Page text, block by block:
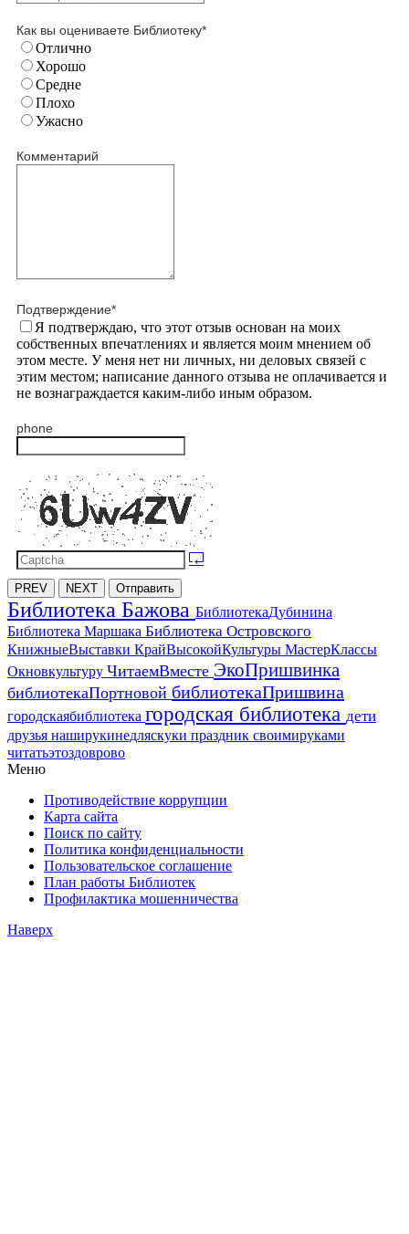
Как вы оцениваете Библиотеку*
Отлично
Хорошо
Средне
Плохо
Ужасно
Комментарий
Подтверждение*
Я подтверждаю, что этот отзыв основан на моих
собственных впечатлениях и является моим мнением об
этом месте. У меня нет ни личных, ни деловых связей с
этим местом; написание данного отзыва не оплачивается и
не вознаграждается каким-либо иным образом.
phone
PREV NEXT Отправить
Библиотека Бажова БиблиотекаДубинина
Библиотека Маршака Библиотека Островского
КнижныеВыставки КрайВысокойКультуры МастерКлассы
Окновкультуру ЧитаемВместе ЭкоПришвинка
библиотекаПортновой библиотекаПришвина
городскаябиблиотека городская библиотека дети
друзья наширукинедляскуки праздник своимируками
читатьэтоздоврово
Меню
Противодействие коррупции
Карта сайта
Поиск по сайту
Политика конфиденциальности
Пользовательское соглашение
План работы Библиотек
Профилактика мошенничества
Наверх